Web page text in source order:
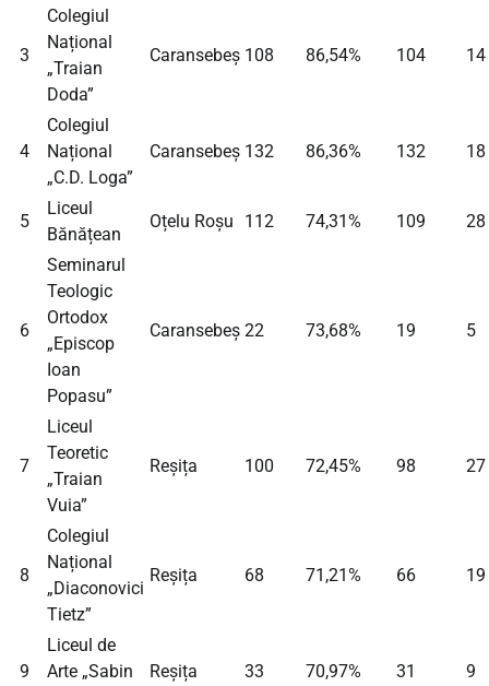
3
Colegiul
Național
„Traian
Doda”
Caransebeș 108 86,54% 104 14
4
Colegiul
Național
„C.D. Loga”
Caransebeș 132 86,36% 132 18
5
Liceul
Bănățean
Oțelu Roșu 112 74,31% 109 28
6
Seminarul
Teologic
Ortodox
„Episcop
Ioan
Popasu”
Caransebeș 22 73,68% 19 5
7
Liceul
Teoretic
„Traian
Vuia”
Reșița 100 72,45% 98 27
8
Colegiul
Național
„Diaconovici
Tietz”
Reșița 68 71,21% 66 19
9
Liceul de
Arte „Sabin
Reșița 33 70,97% 31 9